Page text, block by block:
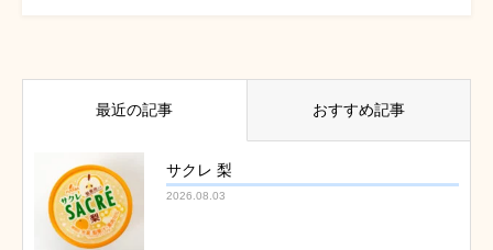
最近の記事 おすすめ記事
サクレ 梨
2026.08.03